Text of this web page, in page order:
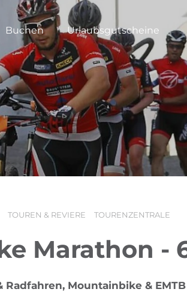
Buchen Urlaubsgutscheine
TOUREN & REVIERE TOURENZENTRALE
Marathon -
Radfahren, Mountainbike & EMTB